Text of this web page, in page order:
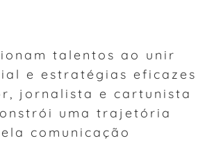
talentos ao unir
e estratégias eficazes
jornalista e cartunista
uma trajetória
comunicação